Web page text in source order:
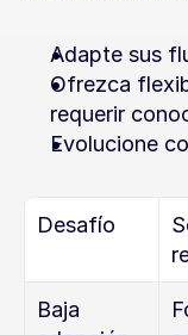
Adapte sus
Ofrezca
requerir
Evolucione
Desafío
Baja